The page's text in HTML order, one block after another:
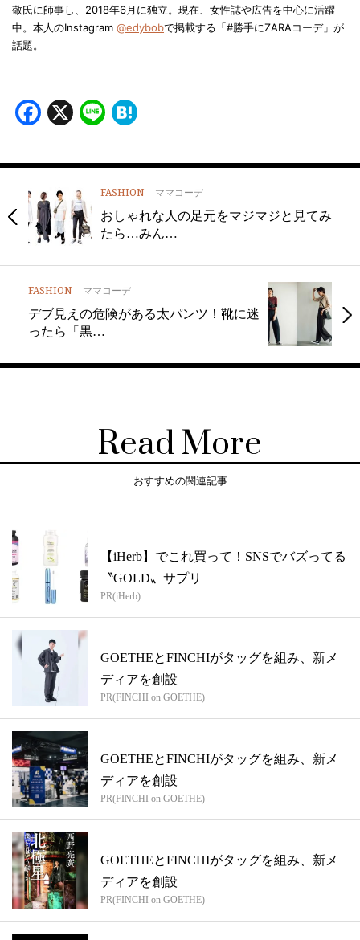
敬氏に師事し、2018年6月に独立。現在、女性誌や広告を中心に活躍
中。本人のInstagram @edybobで掲載する「#勝手にZARAコーデ」が
話題。
Facebook
X Line
FASHION ママコーデ
おしゃれな人の足元をマジマジと見てみ
たら…みん…
FASHION ママコーデ
デブ見えの危険がある太パンツ！靴に迷
ったら「黒…
Read More
おすすめの関連記事
【iHerb】でこれ買って！SNSでバズってる
〝GOLD〟サプリ
PR(iHerb)
GOETHEとFINCHIがタッグを組み、新メ
ディアを創設
PR(FINCHI on GOETHE)
GOETHEとFINCHIがタッグを組み、新メ
ディアを創設
PR(FINCHI on GOETHE)
GOETHEとFINCHIがタッグを組み、新メ
ディアを創設
PR(FINCHI on GOETHE)